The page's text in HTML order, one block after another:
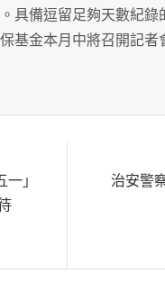
具備逗留足夠天數紀
基金本月中將召開記
」
治安警